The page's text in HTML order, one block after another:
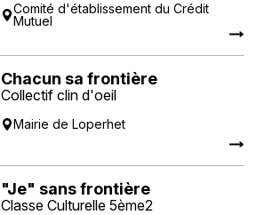
Comité d'établissement du Crédit
Mutuel
Chacun sa frontière
Collectif clin d'oeil
Mairie de Loperhet
"Je" sans frontière
Classe Culturelle 5ème2